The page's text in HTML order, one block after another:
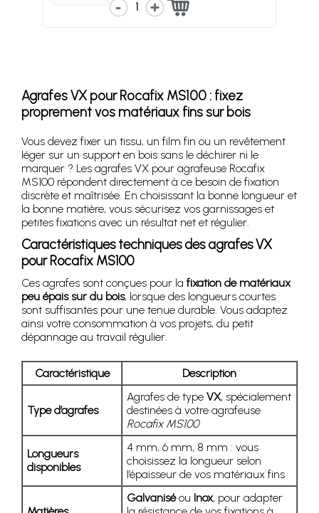
1
Agrafes VX pour Rocafix MS100 : fixez
proprement vos matériaux fins sur bois
Vous devez fixer un tissu, un film fin ou un revêtement
léger sur un support en bois sans le déchirer ni le
marquer ? Les agrafes VX pour agrafeuse Rocafix
MS100 répondent directement à ce besoin de fixation
discrète et maîtrisée. En choisissant la bonne longueur et
la bonne matière, vous sécurisez vos garnissages et
petites fixations avec un résultat net et régulier.
Caractéristiques techniques des agrafes VX
pour Rocafix MS100
Ces agrafes sont conçues pour la fixation de matériaux
peu épais sur du bois, lorsque des longueurs courtes
sont suffisantes pour une tenue durable. Vous adaptez
ainsi votre consommation à vos projets, du petit
dépannage au travail régulier.
Caractéristique Description
Type d’agrafes
Agrafes de type VX, spécialement
destinées à votre agrafeuse
Rocafix MS100
Longueurs
disponibles
4 mm, 6 mm, 8 mm : vous
choisissez la longueur selon
l’épaisseur de vos matériaux fins
Galvaniséou Inox, pour adapter